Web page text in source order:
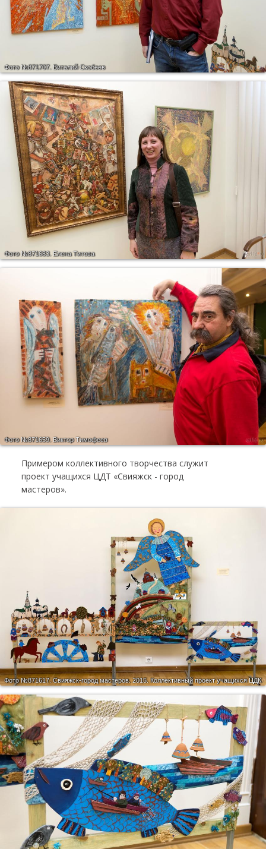
Фото №871707.Виталий Скобеев
Фото №871683.Елена Титова
Фото №871659.Виктор Тимофеев
Примером коллективного творчества служит
проект учащихся ЦДТ «Свияжск - город
мастеров».
Фото №871617.Свияжск-город мастеров. 2015. Коллективный проект учащихся ЦДК